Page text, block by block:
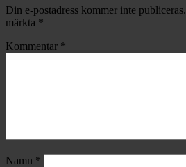
Din e-postadress kommer inte publiceras.
märkta *
Kommentar *
Namn *